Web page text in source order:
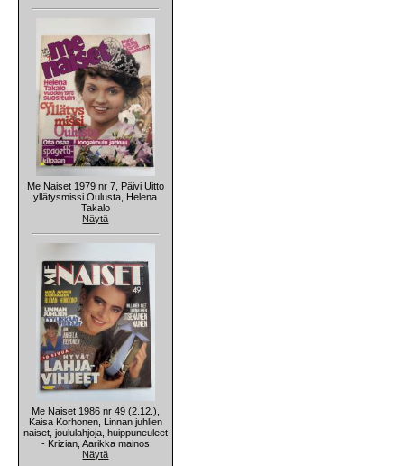
Me Naiset 1979 nr 7, Päivi Uitto
yllätysmissi Oulusta, Helena
Takalo
Näytä
Me Naiset 1986 nr 49 (2.12.),
Kaisa Korhonen, Linnan juhlien
naiset, joululahjoja, huippuneuleet
- Krizian, Aarikka mainos
Näytä